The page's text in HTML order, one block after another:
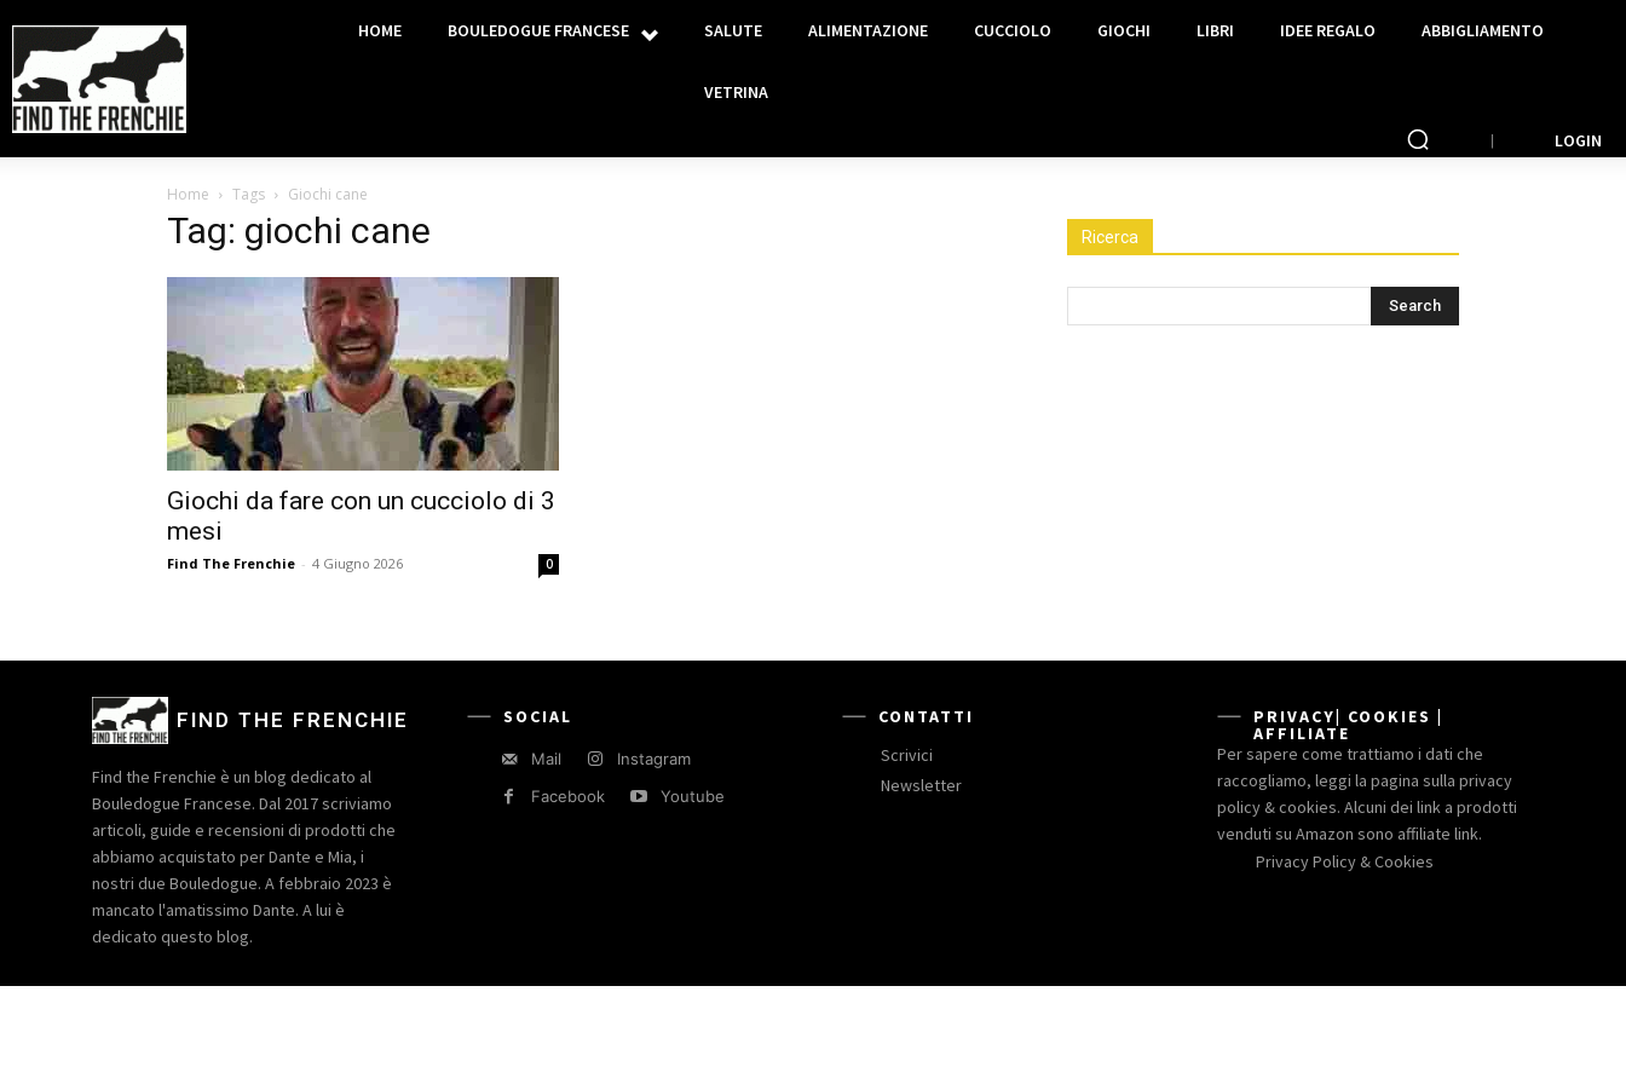
HOME BOULEDOGUE FRANCESE SALUTE ALIMENTAZIONE CUCCIOLO GIOCHI LIBRI IDEE REGALO ABBIGLIAMENTO
VETRINA
LOGIN
Home Tags Giochi cane
Tag: giochi cane
Giochi da fare con un cucciolo di 3
mesi
Find The Frenchie - 4 Giugno 2026 0
Ricerca
FIND THE FRENCHIE
Find the Frenchie è un blog dedicato al
Bouledogue Francese. Dal 2017 scriviamo
articoli, guide e recensioni di prodotti che
abbiamo acquistato per Dante e Mia, i
nostri due Bouledogue. A febbraio 2023 è
mancato l'amatissimo Dante. A lui è
dedicato questo blog.
SOCIAL
Mail
Instagram
Facebook
Youtube
CONTATTI
Scrivici
Newsletter
PRIVACY| COOKIES |
AFFILIATE
Per sapere come trattiamo i dati che
raccogliamo, leggi la pagina sulla privacy
policy & cookies. Alcuni dei link a prodotti
venduti su Amazon sono affiliate link.
Privacy Policy & Cookies